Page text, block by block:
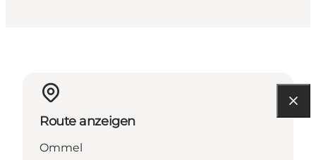
Route anzeigen
Ommel